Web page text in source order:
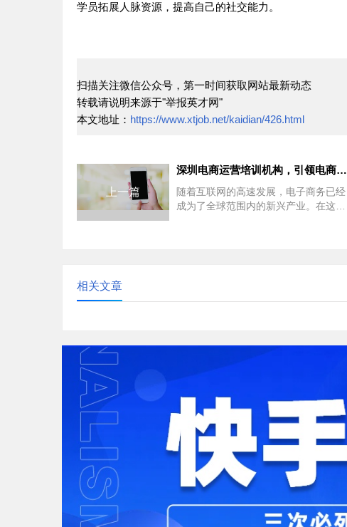
学员拓展人脉资源，提高自己的社交能力。
扫描关注微信公众号，第一时间获取网站最新动态
转载请说明来源于"举报英才网"
本文地址： https://www.xtjob.net/kaidian/426.html
上一篇
深圳电商运营培训机构，引领电商新时代的专业指导
随着互联网的高速发展，电子商务已经
成为了全球范围内的新兴产业。在这个
相关文章